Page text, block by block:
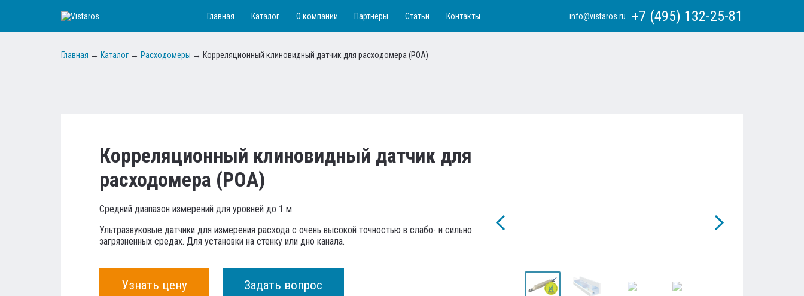
Главная Каталог О компании Партнёры Статьи Контакты info@vistaros.ru +7 (495) 132-25-81
Главная → Каталог → Расходомеры → Корреляционный клиновидный датчик для расходомера (РОА)
Корреляционный клиновидный датчик для
расходомера (РОА)
Средний диапазон измерений для уровней до 1 м.
Ультразвуковые датчики для измерения расхода с очень высокой точностью в слабо- и сильно
загрязненных средах. Для установки на стенку или дно канала.
Узнать цену Задать вопрос